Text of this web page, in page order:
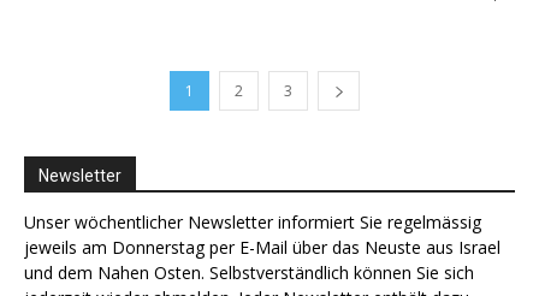
1 2 3
Newsletter
Unser wöchentlicher Newsletter informiert Sie regelmässig
jeweils am Donnerstag per E-Mail über das Neuste aus Israel
und dem Nahen Osten. Selbstverständlich können Sie sich